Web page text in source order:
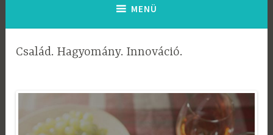
MENÜ
Család. Hagyomány. Innováció.